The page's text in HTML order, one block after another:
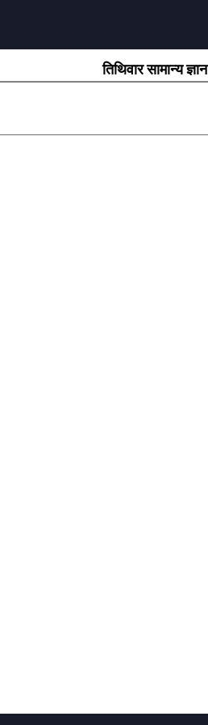
तिथिवार सामान्य ज्ञान